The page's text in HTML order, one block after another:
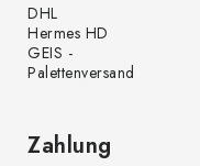
DHL
Hermes HD
GEIS -
Palettenversand
Zahlung